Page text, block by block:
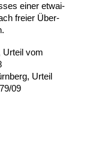
ei­ner et­wai­
frei­er Über­
Urteil vom
Urteil
09